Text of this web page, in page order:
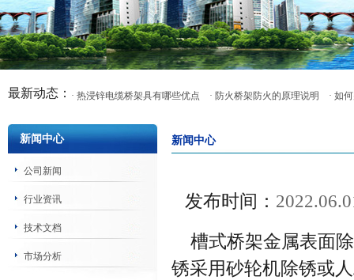
最新动态： · 热浸锌电缆桥架具有哪些优点 · 防火桥架防火的原理说明 · 如
新闻中心
公司新闻
行业资讯
技术文档
市场分析
新闻中心
发布时间：
槽式桥架金属表面
锈采用砂轮机除锈或